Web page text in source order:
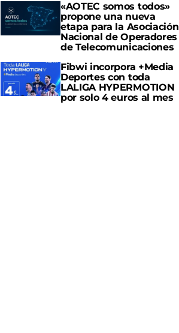
«AOTEC somos todos»
propone una nueva
etapa para la Asociación
Nacional de Operadores
de Telecomunicaciones
Fibwi incorpora +Media
Deportes con toda
LALIGA HYPERMOTION
por solo 4 euros al mes